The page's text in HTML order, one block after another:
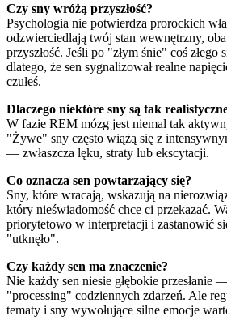
Czy sny wróżą przyszłość?
Psychologia nie potwierdza prorockich
odzwierciedlają twój stan wewnętrzny,
przyszłość. Jeśli po "złym śnie" coś złego
dlatego, że sen sygnalizował realne
czułeś.
Dlaczego niektóre sny są tak
W fazie REM mózg jest niemal tak
"Żywe" sny często wiążą się z
— zwłaszcza lęku, straty lub ekscytacji.
Co oznacza sen powtarzający się?
Sny, które wracają, wskazują na
który nieświadomość chce ci przekazać.
priorytetowo w interpretacji i zastanowić
"utknęło".
Czy każdy sen ma znaczenie?
Nie każdy sen niesie głębokie przesłanie
"processing" codziennych zdarzeń. Ale
tematy i sny wywołujące silne emocje